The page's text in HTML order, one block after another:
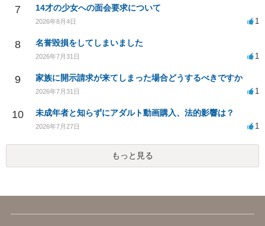
7 14才の少女への面会要求について
2026年8月4日 1
8 名誉毀損をしてしまいました
2026年7月31日 1
9 家族に開示請求が来てしまった場合どうするべきですか
2026年7月31日 1
10 未成年者と知らずにアダルト動画購入、法的影響は？
2026年7月27日 1
もっと見る